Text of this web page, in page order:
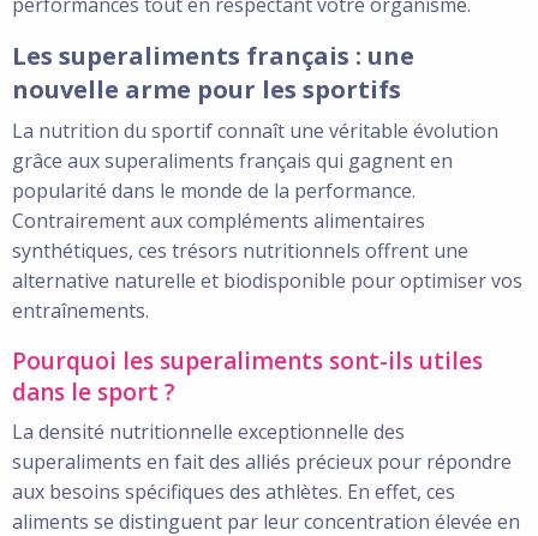
Les superaliments français : une
nouvelle arme pour les sportifs
La nutrition du sportif connaît une véritable évolution
grâce aux superaliments français qui gagnent en
popularité dans le monde de la performance.
Contrairement aux compléments alimentaires
synthétiques, ces trésors nutritionnels offrent une
alternative naturelle et biodisponible pour optimiser vos
entraînements.
Pourquoi les superaliments sont-ils utiles
dans le sport ?
La densité nutritionnelle exceptionnelle des
superaliments en fait des alliés précieux pour répondre
aux besoins spécifiques des athlètes. En effet, ces
aliments se distinguent par leur concentration élevée en